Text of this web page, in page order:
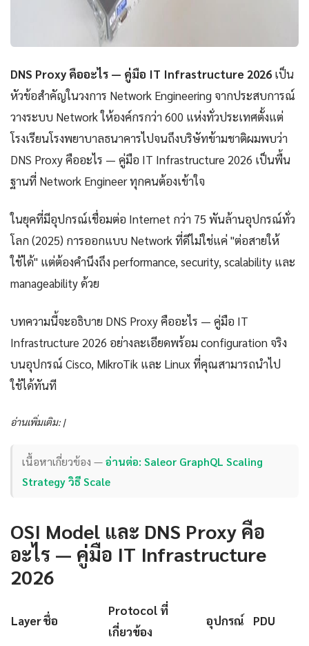
DNS Proxy คืออะไร — คู่มือ IT Infrastructure 2026 เป็น
หัวข้อสำคัญในวงการ Network Engineering จากประสบการณ์
วางระบบ Network ให้องค์กรกว่า 600 แห่งทั่วประเทศตั้งแต่
โรงเรียนโรงพยาบาลธนาคารไปจนถึงบริษัทข้ามชาติผมพบว่า
DNS Proxy คืออะไร — คู่มือ IT Infrastructure 2026 เป็นพื้น
ฐานที่ Network Engineer ทุกคนต้องเข้าใจ
ในยุคที่มีอุปกรณ์เชื่อมต่อ Internet กว่า 75 พันล้านอุปกรณ์ทั่ว
โลก (2025) การออกแบบ Network ที่ดีไม่ใช่แค่ "ต่อสายให้
ใช้ได้" แต่ต้องคำนึงถึง performance, security, scalability และ
manageability ด้วย
บทความนี้จะอธิบาย DNS Proxy คืออะไร — คู่มือ IT
Infrastructure 2026 อย่างละเอียดพร้อม configuration จริง
บนอุปกรณ์ Cisco, MikroTik และ Linux ที่คุณสามารถนำไป
ใช้ได้ทันที
อ่านเพิ่มเติม: |
เนื้อหาเกี่ยวข้อง —อ่านต่อ: Saleor GraphQL Scaling
Strategy วิธี Scale
OSI Model และ DNS Proxy คือ
อะไร — คู่มือ IT Infrastructure
2026
Layerชื่อ
Protocol ที่
เกี่ยวข้อง
อุปกรณ์ PDU